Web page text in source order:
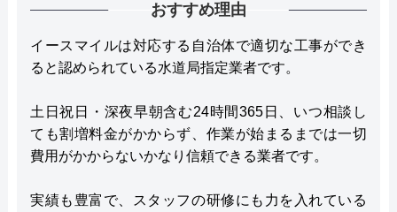
おすすめ理由
イースマイルは対応する自治体で適切な工事ができ
ると認められている水道局指定業者です。
土日祝日・深夜早朝含む24時間365日、いつ相談し
ても割増料金がかからず、作業が始まるまでは一切
費用がかからないかなり信頼できる業者です。
実績も豊富で、スタッフの研修にも力を入れている